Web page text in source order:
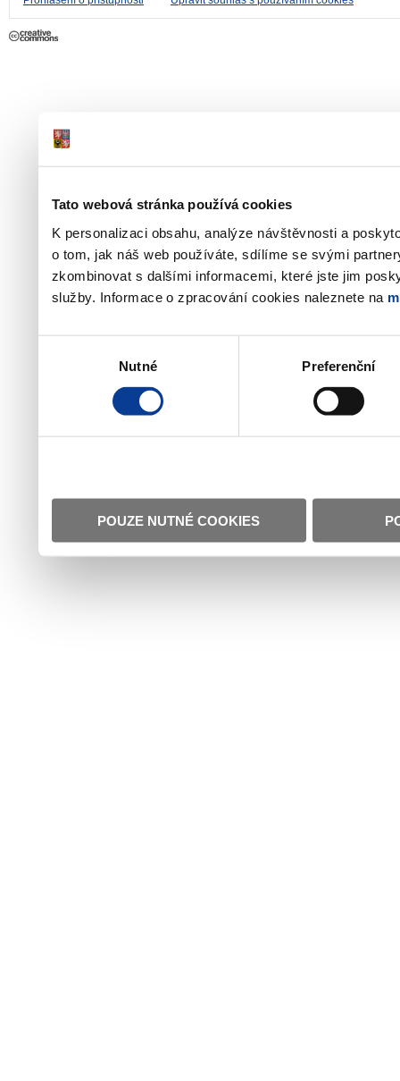
Tato webová stránka používá cookies
K personalizaci obsahu, analýze návštěvnosti a
o tom, jak náš web používáte, sdílíme se svými
zkombinovat s dalšími informacemi, které jste jim
služby. Informace o zpracování cookies naleznete na
Nutné Preferenční
POUZE NUTNÉ COOKIES